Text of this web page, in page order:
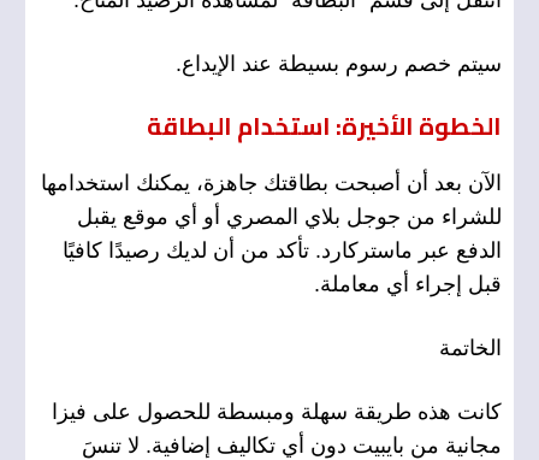
سيتم خصم رسوم بسيطة عند الإيداع.
الخطوة الأخيرة: استخدام البطاقة
الآن بعد أن أصبحت بطاقتك جاهزة، يمكنك استخدامها
للشراء من جوجل بلاي المصري أو أي موقع يقبل
الدفع عبر ماستركارد. تأكد من أن لديك رصيدًا كافيًا
قبل إجراء أي معاملة.
الخاتمة
كانت هذه طريقة سهلة ومبسطة للحصول على فيزا
مجانية من بايبيت دون أي تكاليف إضافية. لا تنسَ